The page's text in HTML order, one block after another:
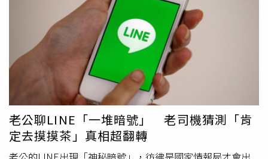
話題一開問她有沒有「理想中的男性性器尺寸？」，她則搖
頭表示「我覺得愛比較重要」，這讓陶晶瑩相當驚訝，並表
示「台灣的男人，要不要來挑戰一下！」，兩人的互動也笑
果不斷，相當有趣。
老公聊LINE「一堆暗號」 老司機猜測「肯
定去摸摸茶」真相超翻轉